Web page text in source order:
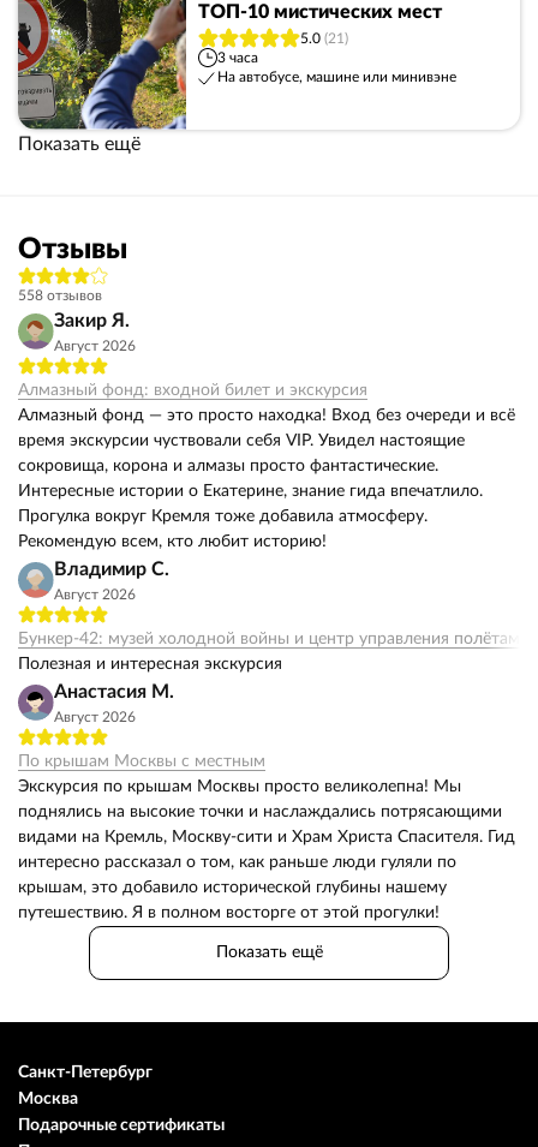
ТОП-10 мистических мест
5.0 (21)
3 часа
На автобусе, машине или минивэне
Показать ещё
Отзывы
558 отзывов
Закир Я.
Август 2026
Алмазный фонд: входной билет и экскурсия
Алмазный фонд — это просто находка! Вход без очереди и всё
время экскурсии чуствовали себя VIP. Увидел настоящие
сокровища, корона и алмазы просто фантастические.
Интересные истории о Екатерине, знание гида впечатлило.
Прогулка вокруг Кремля тоже добавила атмосферу.
Рекомендую всем, кто любит историю!
Владимир С.
Август 2026
Бункер-42: музей холодной войны и центр управления полётами
Полезная и интересная экскурсия
Анастасия М.
Август 2026
По крышам Москвы с местным
Экскурсия по крышам Москвы просто великолепна! Мы
поднялись на высокие точки и наслаждались потрясающими
видами на Кремль, Москву-сити и Храм Христа Спасителя. Гид
интересно рассказал о том, как раньше люди гуляли по
крышам, это добавило исторической глубины нашему
путешествию. Я в полном восторге от этой прогулки!
Показать ещё
Санкт-Петербург
Москва
Подарочные сертификаты